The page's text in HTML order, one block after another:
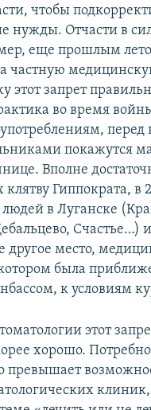
чтобы
нужды. Отчасти в
еще прошлым
частную
этот запрет
во время
покажутся
Вполне
Гиппократа, в
людей в Луганске
Счастье…)
место,
была
к условиям
этот
хорошо.
превышает